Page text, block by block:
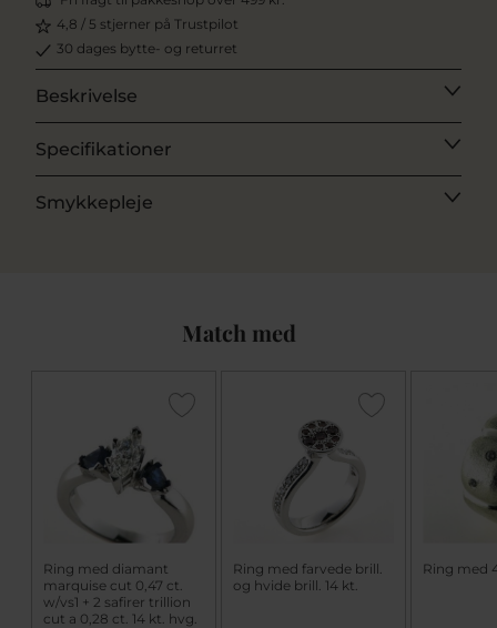
4,8 / 5 stjerner på Trustpilot
30 dages bytte- og returret
Beskrivelse
Specifikationer
Smykkepleje
Match med
Ring med diamant
marquise cut 0,47 ct.
w/vs1 + 2 safirer trillion
cut a 0,28 ct. 14 kt. hvg.
Ring med farvede brill.
og hvide brill. 14 kt.
Ring med